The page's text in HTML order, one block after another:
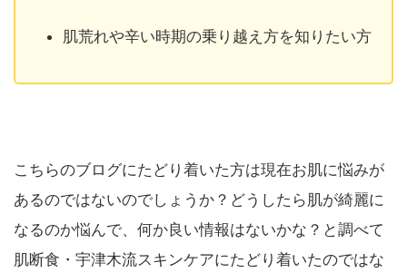
肌荒れや辛い時期の乗り越え方を知りたい方
こちらのブログにたどり着いた方は現在お肌に悩みが
あるのではないのでしょうか？どうしたら肌が綺麗に
なるのか悩んで、何か良い情報はないかな？と調べて
肌断食・宇津木流スキンケアにたどり着いたのではな